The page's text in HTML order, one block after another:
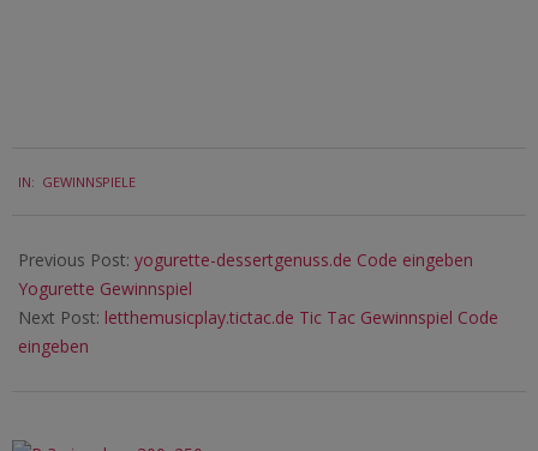
07-
IN: GEWINNSPIELE
Previous Post: yogurette-dessertgenuss.de Code eingeben
Yogurette Gewinnspiel
Next Post: letthemusicplay.tictac.de Tic Tac Gewinnspiel Code
eingeben